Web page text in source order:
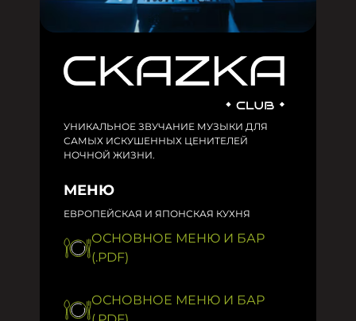
УНИКАЛЬНОЕ ЗВУЧАНИЕ МУЗЫКИ ДЛЯ
САМЫХ ИСКУШЕННЫХ ЦЕНИТЕЛЕЙ
НОЧНОЙ ЖИЗНИ.
МЕНЮ
ЕВРОПЕЙСКАЯ И ЯПОНСКАЯ КУХНЯ
ОСНОВНОЕ МЕНЮ И БАР
(.PDF)
ОСНОВНОЕ МЕНЮ И БАР